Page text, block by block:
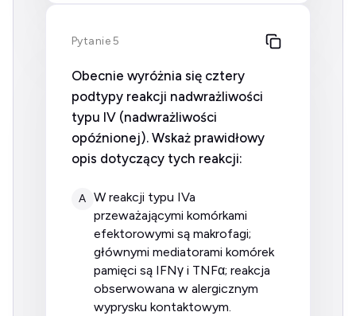
Pytanie 5
Obecnie wyróżnia się cztery
podtypy reakcji nadwrażliwości
typu IV (nadwrażliwości
opóźnionej). Wskaż prawidłowy
opis dotyczący tych reakcji:
A
w reakcji typu IVa
przeważającymi komórkami
efektorowymi są makrofagi;
głównymi mediatorami komórek
pamięci są IFNγ i TNFα; reakcja
obserwowana w alergicznym
wyprysku kontaktowym.